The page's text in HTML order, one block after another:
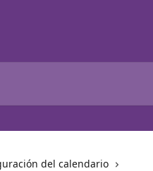
del calendario